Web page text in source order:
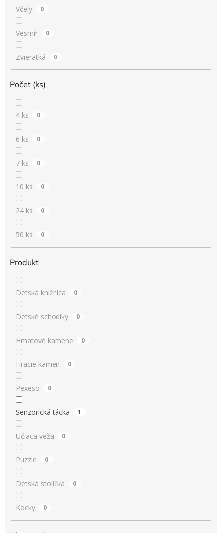
Včely 0
Vesmír 0
Zvieratká 0
Počet (ks)
4 ks 0
6 ks 0
7 ks 0
10 ks 0
24 ks 0
50 ks 0
Produkt
Detská knižnica 0
Detské schodíky 0
Hmatové kamene 0
Hracie kamen 0
Pexeso 0
Senzorická tácka 1
Učiaca veža 0
Puzzle 0
Detská stolička 0
Kocky 0